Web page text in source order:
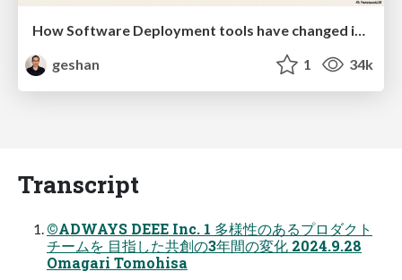
geshan
1 34k
Transcript
©ADWAYS DEEE Inc. 1 多様性のあるプロダクト
チームを 目指した共創の3年間の変化 2024.9.28
Omagari Tomohisa